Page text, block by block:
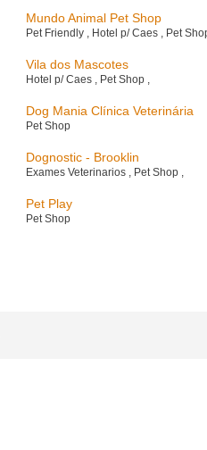
Mundo Animal Pet Shop
Pet Friendly , Hotel p/ Caes , Pet
Vila dos Mascotes
Hotel p/ Caes , Pet Shop ,
Dog Mania Clínica Veterinária
Pet Shop
Dognostic - Brooklin
Exames Veterinarios , Pet Shop ,
Pet Play
Pet Shop